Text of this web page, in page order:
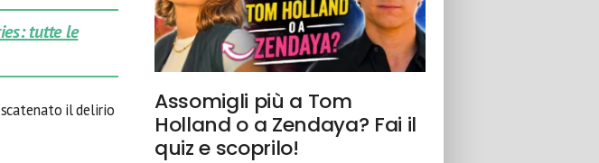
tutte le
il delirio
Assomigli più a Tom
Holland o a Zendaya? Fai il
quiz e scoprilo!